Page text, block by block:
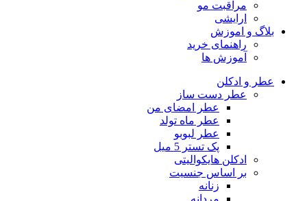
مراقبت مو
ارایشی
بلاگ و اموزش
راهنمای خرید
آموزش ها
عطر و ادکلن
عطر دست ساز
عطر امضای من
عطر ماه تولد
عطر لبوبو
پک تستر 5 میل
ادکلن هایکوالیتی
بر اساس جنسیت
زنانه